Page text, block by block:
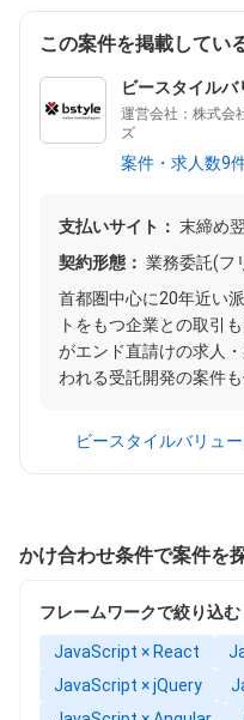
この案件を掲載してい
ビースタイル
運営会社：株式会
ズ
案件・求人数9
支払いサイト： 末締め
契約形態： 業務委託(フ
首都圏中心に20年近い
トをもつ企業との取引
がエンド直請けの求人
われる受託開発の案件も
ビースタイルバリュ
かけ合わせ条件で案件を
フレームワークで絞り込む
JavaScript × React
JavaScript × jQuery